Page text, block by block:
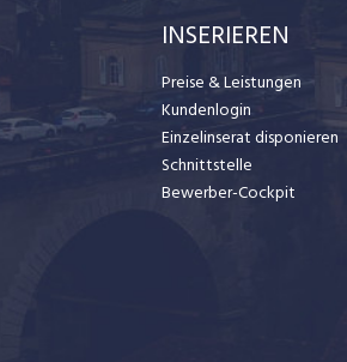
INSERIEREN
Preise & Leistungen
Kundenlogin
Einzelinserat disponieren
Schnittstelle
Bewerber-Cockpit